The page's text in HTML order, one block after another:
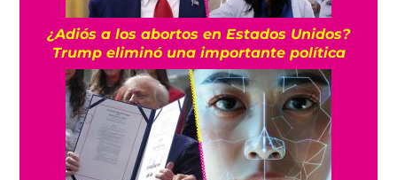
¿Adiós a los abortos en Estados Unidos?
Trump eliminó una importante política